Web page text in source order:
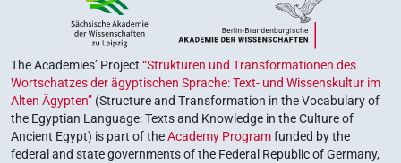
The Academies’ Project “Strukturen und Transformationen des
Wortschatzes der ägyptischen Sprache: Text- und Wissenskultur im
Alten Ägypten” (Structure and Transformation in the Vocabulary of
the Egyptian Language: Texts and Knowledge in the Culture of
Ancient Egypt) is part of theAcademy Programfunded by the
federal and state governments of the Federal Republic of Germany,